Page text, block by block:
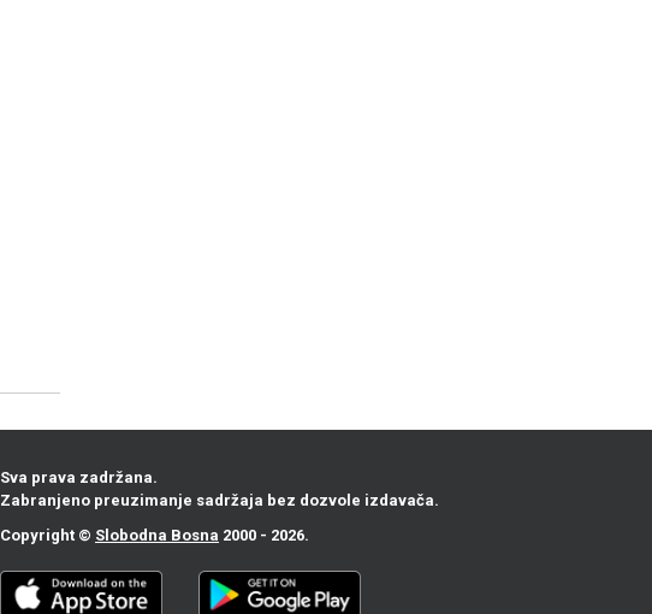
Sva prava zadržana.
Zabranjeno preuzimanje sadržaja bez dozvole izdavača.
Copyright © Slobodna Bosna 2000 - 2026.